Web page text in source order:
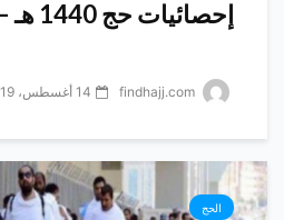
إحصائيات حج 1440 هـ – 2019 م
14 أغسطس، 2019
الحج